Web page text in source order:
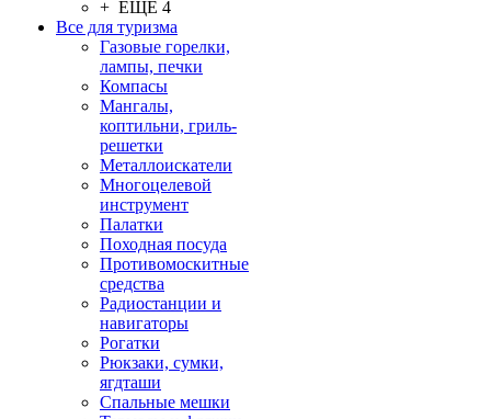
+ ЕЩЕ 4
Все для туризма
Газовые горелки,
лампы, печки
Компасы
Мангалы,
коптильни, гриль-
решетки
Металлоискатели
Многоцелевой
инструмент
Палатки
Походная посуда
Противомоскитные
средства
Радиостанции и
навигаторы
Рогатки
Рюкзаки, сумки,
ягдташи
Спальные мешки